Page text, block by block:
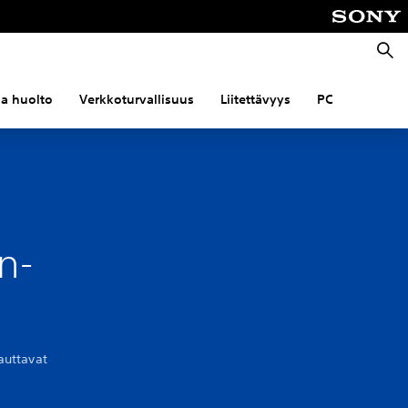
Haku
huolto Verkkoturvallisuus Liitettävyys PC